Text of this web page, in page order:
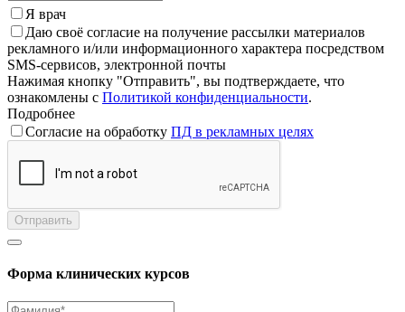
Я врач
Даю своё согласие на получение рассылки материалов
рекламного и/или информационного характера посредством
SMS-сервисов, электронной почты
Нажимая кнопку "Отправить", вы подтверждаете, что
ознакомлены с Политикой конфиденциальности.
Подробнее
Согласие на обработку ПД в рекламных целях
Отправить
Форма клинических курсов